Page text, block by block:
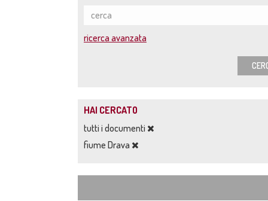
ricerca avanzata
HAI CERCATO
tutti i documenti
fiume Drava